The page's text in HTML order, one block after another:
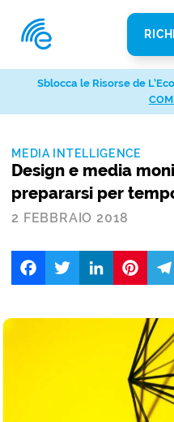
MEDIA INTELLIGENCE
Design e media
prepararsi per
2 FEBBRAIO 2018
FacebookTwitter LinkedIn
Sblocca le Risorse de